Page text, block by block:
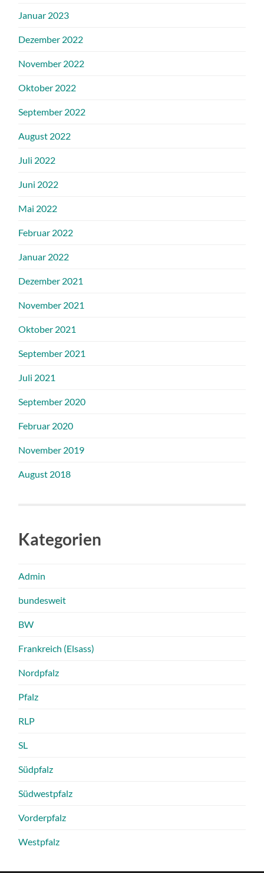
Januar 2023
Dezember 2022
November 2022
Oktober 2022
September 2022
August 2022
Juli 2022
Juni 2022
Mai 2022
Februar 2022
Januar 2022
Dezember 2021
November 2021
Oktober 2021
September 2021
Juli 2021
September 2020
Februar 2020
November 2019
August 2018
Kategorien
Admin
bundesweit
BW
Frankreich (Elsass)
Nordpfalz
Pfalz
RLP
SL
Südpfalz
Südwestpfalz
Vorderpfalz
Westpfalz